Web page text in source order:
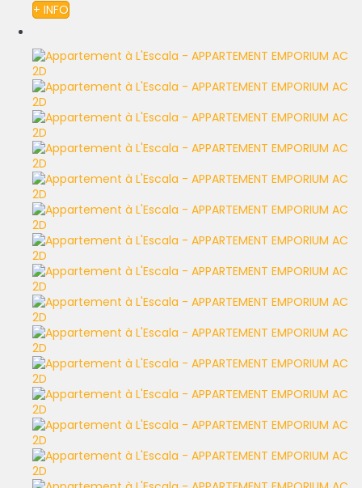
+ INFO